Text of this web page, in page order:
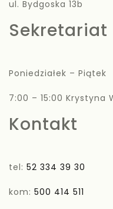
ul. Bydgoska 13b
Sekretariat
Poniedziałek – Piątek
7:00 – 15:00 Krystyna
Kontakt
tel: 52 334 39 30
kom: 500 414 511